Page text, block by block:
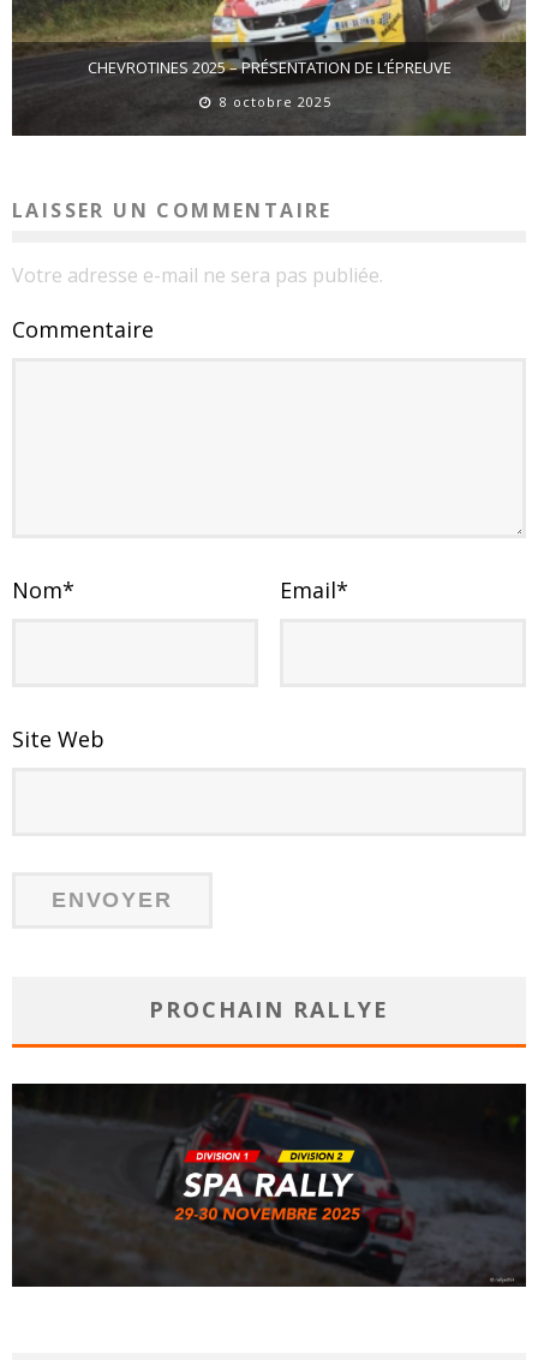
CHEVROTINES 2025 – PRÉSENTATION DE L’ÉPREUVE
8 octobre 2025
LAISSER UN COMMENTAIRE
Votre adresse e-mail ne sera pas publiée.
Commentaire
Nom* Email*
Site Web
PROCHAIN RALLYE